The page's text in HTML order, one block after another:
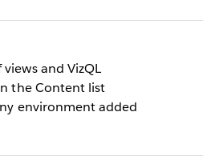
and VizQL
the Content list
environment added